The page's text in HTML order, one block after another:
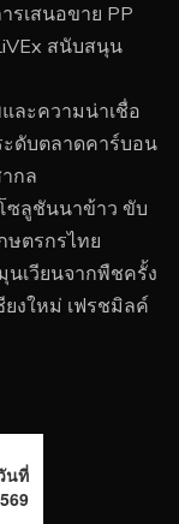
รเสนอขาย PP
สนับสนุน
ละความน่าเชื่อ
ดับตลาดคาร์บอน
กล
ซลูชันนาข้าว ขับ
ษตรกรไทย
เวียนจากพืชครั้ง
งใหม่ เฟรชมิลค์